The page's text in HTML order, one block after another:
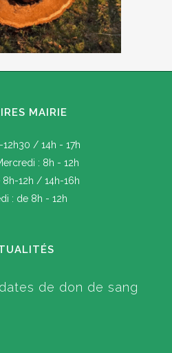
MAIRIE
12h30 / 14h - 17h
: 8h - 12h
8h-12h / 14h-16h
: de 8h - 12h
de don de sang